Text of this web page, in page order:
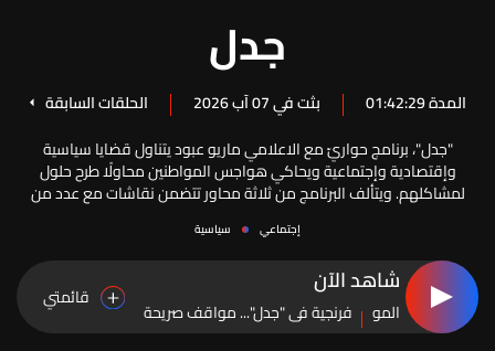
جدل
المدة 01:42:29 بثت في 07 آب 2026
الحلقات السابقة
"جدل"، برنامج حواريّ مع الاعلامي ماريو عبود يتناول قضايا سياسية
وإقتصادية وإجتماعية ويحاكي هواجس المواطنين محاولًا طرح حلول
لمشاكلهم. ويتألف البرنامج من ثلاثة محاور تتضمن نقاشات مع عدد من
الفقرات الثابتة.
إجتماعي سياسية
شاهد الآن
الموسم
5
فرنجية في "جدل"... مواقف صريحة
وواضحة عن أبرز الملفات اللبنانية
قائمتي